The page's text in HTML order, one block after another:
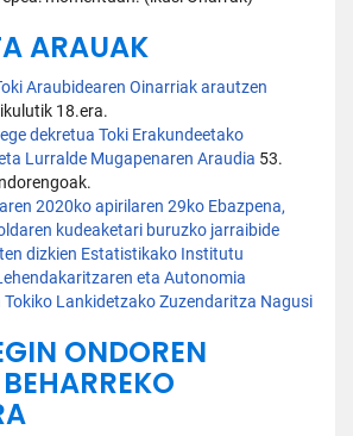
ARAUAK
Araubidearen Oinarriak arautzen
18.era.
dekretua Toki Erakundeetako
Lurralde Mugapenaren Araudia 53.
2020ko apirilaren 29ko Ebazpena,
kudeaketari buruzko jarraibide
dizkien Estatistikako Institutu
eta Autonomia
Tokiko Lankidetzako Zuzendaritza Nagusi
ONDOREN